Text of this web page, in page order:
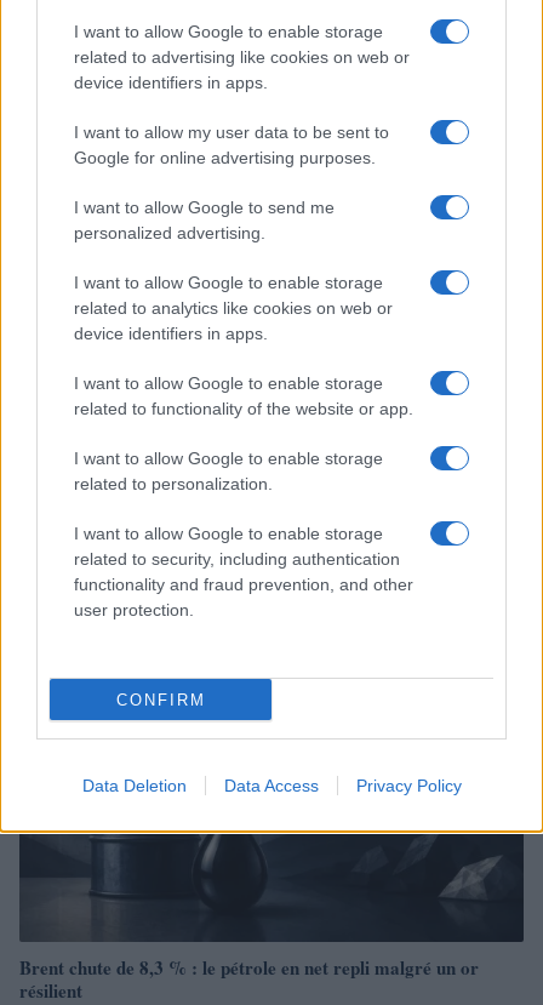
I want to allow Google to enable storage
related to advertising like cookies on web or
device identifiers in apps.
I want to allow my user data to be sent to
Google for online advertising purposes.
I want to allow Google to send me
personalized advertising.
I want to allow Google to enable storage
related to analytics like cookies on web or
device identifiers in apps.
I want to allow Google to enable storage
related to functionality of the website or app.
I want to allow Google to enable storage
related to personalization.
I want to allow Google to enable storage
related to security, including authentication
functionality and fraud prevention, and other
user protection.
CONFIRM
Data Deletion Data Access Privacy Policy
Juliette Bernard · 7 Août 2026
Brent chute de 8,3% : les matières premières corrigent en août
Juliette Bernard · 7 Août 2026
Brent chute de 8,3 % : le pétrole en net repli malgré un or
résilient